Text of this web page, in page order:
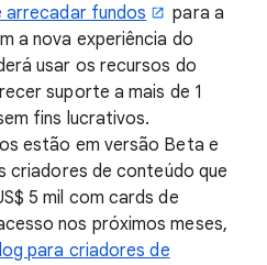
arrecadar fundos
para a
a nova experiência do
usar os recursos do
suporte a mais de 1
fins lucrativos.
estão em versão Beta e
criadores de conteúdo que
5 mil com cards de
nos próximos meses,
para criadores de